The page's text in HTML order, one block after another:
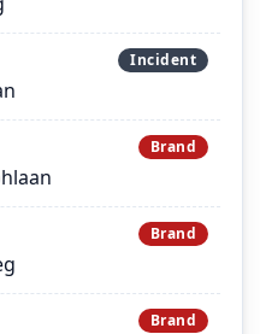
Incident
Brand
Brand
Brand